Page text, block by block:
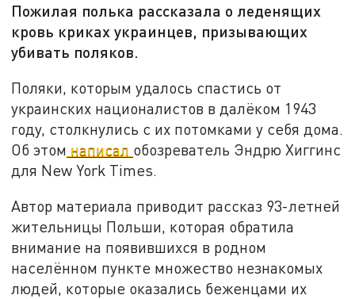
Пожилая полька рассказала о леденящих
кровь криках украинцев, призывающих
убивать поляков.
Поляки, которым удалось спастись от
украинских националистов в далёком 1943
году, столкнулись с их потомками у себя дома.
Об этом написал обозреватель Эндрю Хиггинс
для New York Times.
Автор материала приводит рассказ 93-летней
жительницы Польши, которая обратила
внимание на появившихся в родном
населённом пункте множество незнакомых
людей, которые оказались беженцами их